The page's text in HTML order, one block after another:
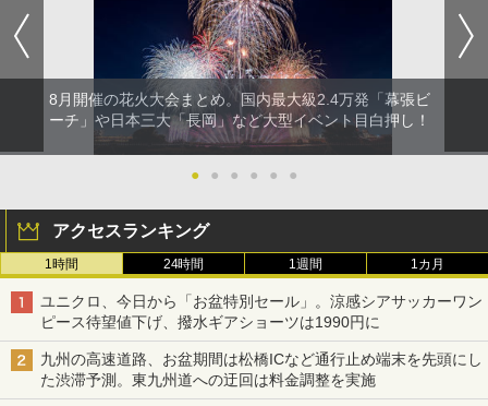
8月開催の花火大会まとめ。国内最大級2.4万発「幕張ビ
ーチ」や日本三大「長岡」など大型イベント目白押し！
● ● ● ● ● ●
アクセスランキング
1時間 24時間 1週間 1カ月
ユニクロ、今日から「お盆特別セール」。涼感シアサッカーワン
ピース待望値下げ、撥水ギアショーツは1990円に
九州の高速道路、お盆期間は松橋ICなど通行止め端末を先頭にし
た渋滞予測。東九州道への迂回は料金調整を実施